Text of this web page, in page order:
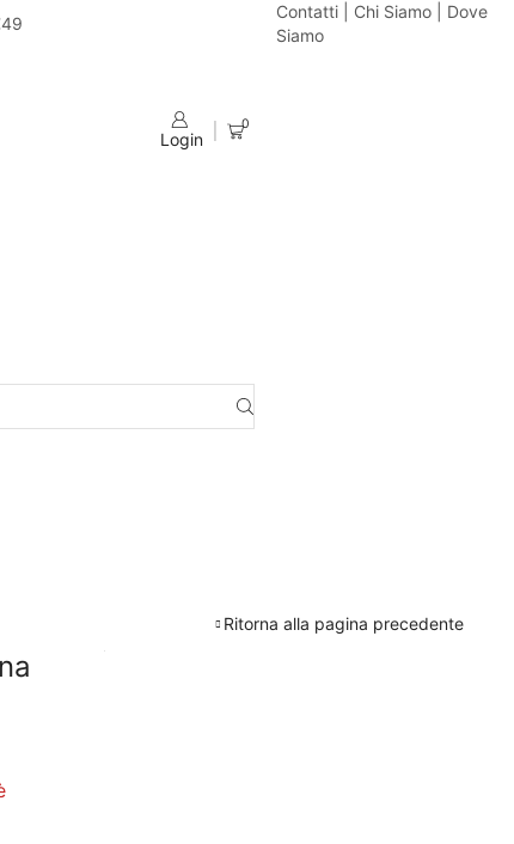
Contatti| Chi Siamo| Dove
Siamo
Login
0
Ritorna alla pagina precedente